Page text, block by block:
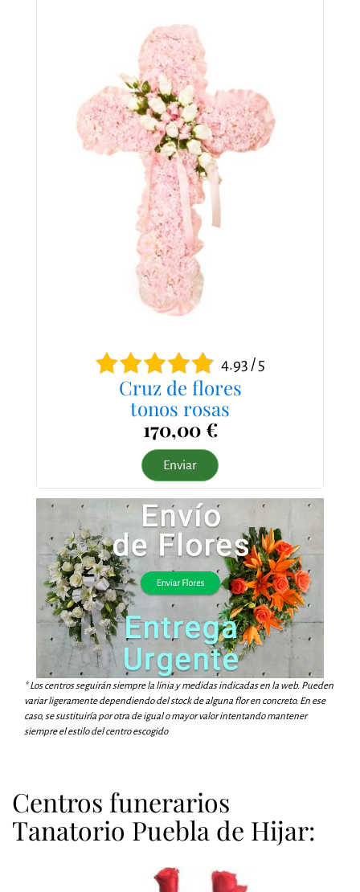
4.93 / 5
Cruz de flores
tonos rosas
170,00 €
Enviar
* Los centros seguirán siempre la línia y medidas indicadas en la web. Pueden
variar ligeramente dependiendo del stock de alguna flor en concreto. En ese
caso, se sustituiría por otra de igual o mayor valor intentando mantener
siempre el estilo del centro escogido
Centros funerarios
Tanatorio Puebla de Hijar: